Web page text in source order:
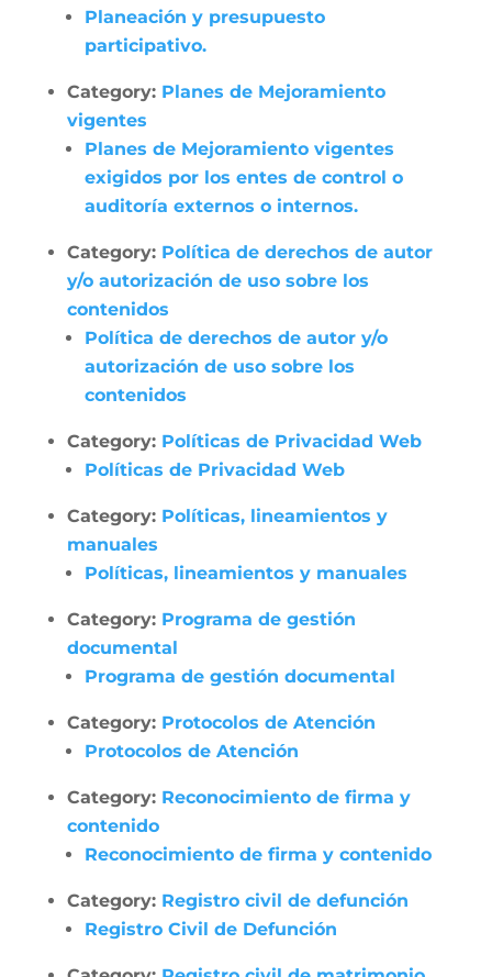
Planeación y presupuesto
participativo.
Category: Planes de Mejoramiento
vigentes
Planes de Mejoramiento vigentes
exigidos por los entes de control o
auditoría externos o internos.
Category: Política de derechos de autor
y/o autorización de uso sobre los
contenidos
Política de derechos de autor y/o
autorización de uso sobre los
contenidos
Category: Políticas de Privacidad Web
Políticas de Privacidad Web
Category: Políticas, lineamientos y
manuales
Políticas, lineamientos y manuales
Category: Programa de gestión
documental
Programa de gestión documental
Category: Protocolos de Atención
Protocolos de Atención
Category: Reconocimiento de firma y
contenido
Reconocimiento de firma y contenido
Category: Registro civil de defunción
Registro Civil de Defunción